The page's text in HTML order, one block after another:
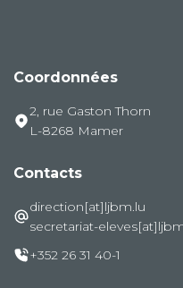
Coordonnées
2, rue Gaston Thorn
L-8268 Mamer
Contacts
direction[at]ljbm.lu
secretariat-
+352 26 31 40-1